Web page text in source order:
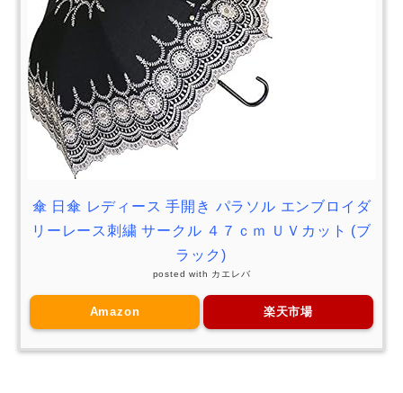
傘 日傘 レディース 手開き パラソル エンブロイダ
リーレース刺繍 サークル ４７ｃｍ ＵＶカット (ブ
ラック)
posted with カエレバ
Amazon 楽天市場